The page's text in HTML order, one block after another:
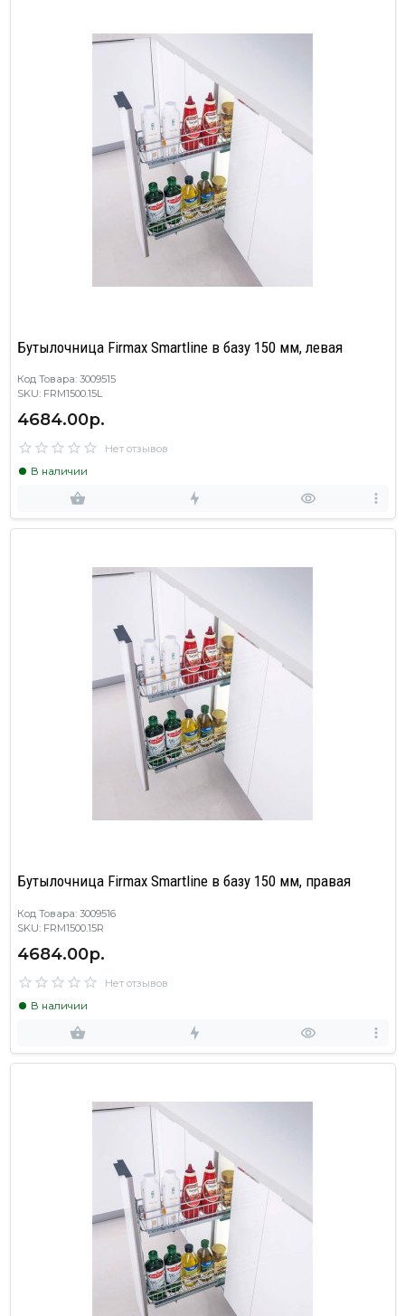
Бутылочница Firmax Smartline в базу 150 мм, левая
Код Товара: 3009515
SKU: FRM1500.15L
4684.00р.
Нет отзывов
В наличии
Бутылочница Firmax Smartline в базу 150 мм, правая
Код Товара: 3009516
SKU: FRM1500.15R
4684.00р.
Нет отзывов
В наличии